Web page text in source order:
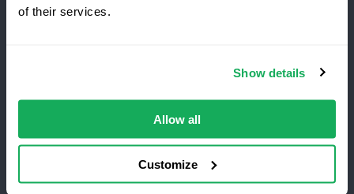
of their services.
Show details
Allow all
Customize
Quartix Inc, 875 North Michigan Avenue, Suite 3100,
Chicago, Illinois, 60611